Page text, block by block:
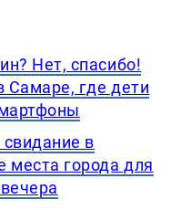
Нет, спасибо!
Самаре, где дети
в
города для